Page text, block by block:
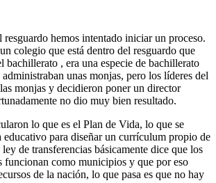
resguardo hemos intentado iniciar un proceso.
colegio que está dentro del resguardo que
bachillerato , era una especie de bachillerato
unas monjas, pero los líderes del
monjas y decidieron poner un director
no dio muy bien resultado.
lo que es el Plan de Vida, lo que se
para diseñar un currículum propio de
de transferencias básicamente dice que los
funcionan como municipios y que por eso
de la nación, lo que pasa es que no hay